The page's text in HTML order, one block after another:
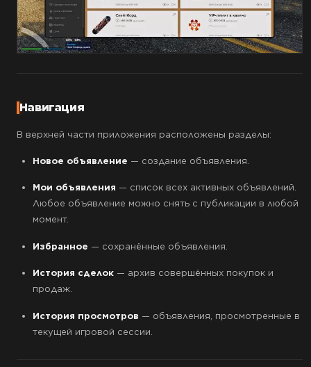
Навигация
В верхней части приложения расположены разделы:
Новое объявление — создание объявления.
Мои объявления — список всех активных объявлений.
Любое объявление можно снять с публикации в любой
момент.
Избранное — сохранённые объявления.
История сделок— архив совершённых покупок и
продаж.
История просмотров — объявления, просмотренные в
текущей игровой сессии.